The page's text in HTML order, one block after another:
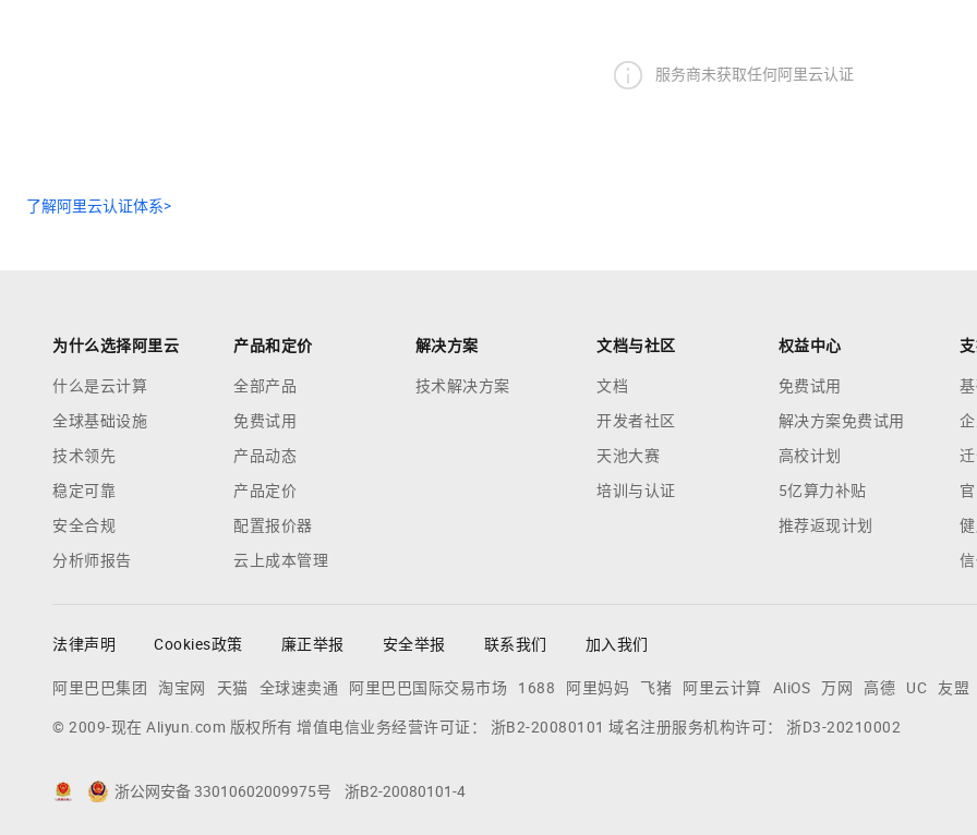
服务商未获取任何阿里云认证
了解阿里云认证体系>
为什么选择阿里云
什么是云计算
全球基础设施
技术领先
稳定可靠
安全合规
分析师报告
产品和定价
全部产品
免费试用
产品动态
产品定价
配置报价器
云上成本管理
解决方案
技术解决方案
文档与社区
文档
开发者社区
天池大赛
培训与认证
权益中心
免费试用
解决方案免费试用
高校计划
5亿算力补贴
推荐返现计划
法律声明 Cookies政策 廉正举报 安全举报 联系我们 加入我们
阿里巴巴集团 淘宝网 天猫 全球速卖通 阿里巴巴国际交易市场 1688 阿里妈妈 飞猪 阿里云计算 AliOS 万网 高德 UC 友盟
© 2009-现在 Aliyun.com 版权所有 增值电信业务经营许可证： 浙B2-20080101 域名注册服务机构许可： 浙D3-20210002
浙公网安备 33010602009975号 浙B2-20080101-4